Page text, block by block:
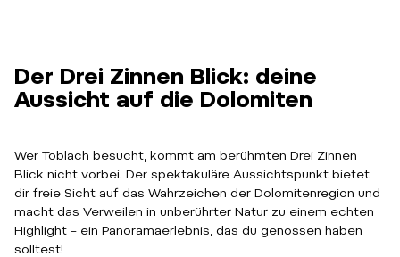
Der Drei Zinnen Blick: deine
Aussicht auf die Dolomiten
Wer Toblach besucht, kommt am berühmten Drei Zinnen
Blick nicht vorbei. Der spektakuläre Aussichtspunkt bietet
dir freie Sicht auf das Wahrzeichen der Dolomitenregion und
macht das Verweilen in unberührter Natur zu einem echten
Highlight – ein Panoramaerlebnis, das du genossen haben
solltest!